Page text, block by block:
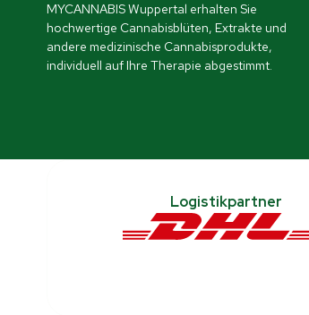
MYCANNABIS Wuppertal erhalten Sie
hochwertige Cannabisblüten, Extrakte und
andere medizinische Cannabisprodukte,
individuell auf Ihre Therapie abgestimmt.
Logistikpartner